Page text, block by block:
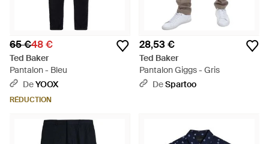
65 €48 €
Ted Baker
Pantalon - Bleu
DeYOOX
RÉDUCTION
28,53 €
Ted Baker
Pantalon Giggs - Gris
DeSpartoo